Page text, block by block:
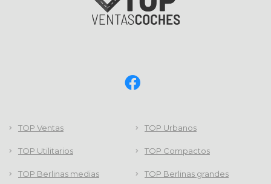
TOP Ventas TOP Urbanos
TOP Utilitarios TOP Compactos
TOP Berlinas medias TOP Berlinas grandes